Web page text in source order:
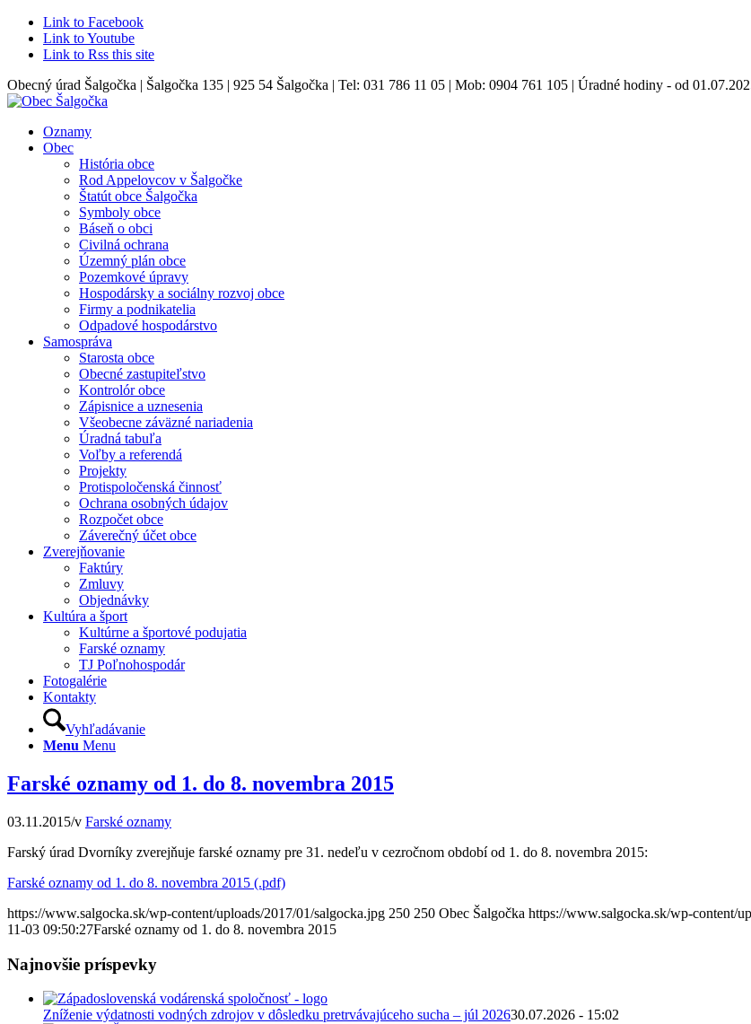
Link to Facebook
Link to Youtube
Link to Rss this site
Obecný úrad Šalgočka | Šalgočka 135 | 925 54 Šalgočka | Tel: 031 786 11 05 | Mob: 0904 761 105 | Úradné hodiny - od
Oznamy
Obec
História obce
Rod Appelovcov v Šalgočke
Štatút obce Šalgočka
Symboly obce
Báseň o obci
Civilná ochrana
Územný plán obce
Pozemkové úpravy
Hospodársky a sociálny rozvoj obce
Firmy a podnikatelia
Odpadové hospodárstvo
Samospráva
Starosta obce
Obecné zastupiteľstvo
Kontrolór obce
Zápisnice a uznesenia
Všeobecne záväzné nariadenia
Úradná tabuľa
Voľby a referendá
Projekty
Protispoločenská činnosť
Ochrana osobných údajov
Rozpočet obce
Záverečný účet obce
Zverejňovanie
Faktúry
Zmluvy
Objednávky
Kultúra a šport
Kultúrne a športové podujatia
Farské oznamy
TJ Poľnohospodár
Fotogalérie
Kontakty
Vyhľadávanie
Menu Menu
Farské oznamy od 1. do 8. novembra 2015
03.11.2015/v Farské oznamy
Farský úrad Dvorníky zverejňuje farské oznamy pre 31. nedeľu v cezročnom období od 1. do 8. novembra 2015:
Farské oznamy od 1. do 8. novembra 2015 (.pdf)
https://www.salgocka.sk/wp-content/uploads/2017/01/salgocka.jpg 250 250 Obec Šalgočka https://www.salgocka.sk/wp-content/
11-03 09:50:27Farské oznamy od 1. do 8. novembra 2015
Najnovšie príspevky
Zníženie výdatnosti vodných zdrojov v dôsledku pretrvávajúceho sucha – júl 202630.07.2026 - 15:02